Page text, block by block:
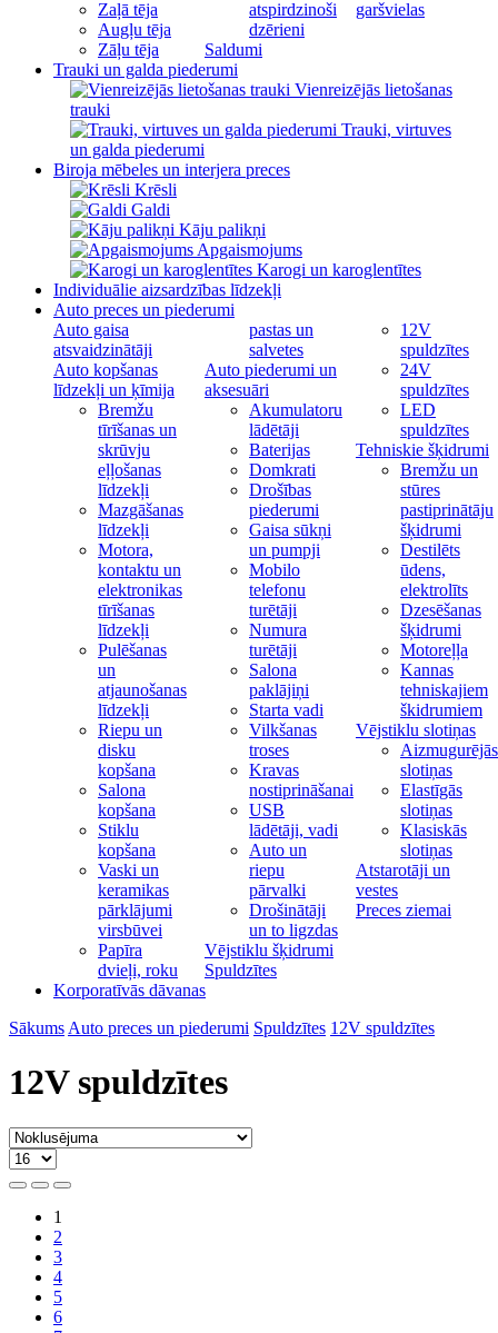
Zaļā tēja
Augļu tēja
Zāļu tēja
atspirdzinoši
dzērieni
Saldumi
garšvielas
Trauki un galda piederumi
Vienreizējās lietošanas
trauki
Trauki, virtuves
un galda piederumi
Biroja mēbeles un interjera preces
Krēsli
Galdi
Kāju palikņi
Apgaismojums
Karogi un karoglentītes
Individuālie aizsardzības līdzekļi
Auto preces un piederumi
Auto gaisa
atsvaidzinātāji
Auto kopšanas
līdzekļi un ķīmija
Bremžu
tīrīšanas un
skrūvju
eļļošanas
līdzekļi
Mazgāšanas
līdzekļi
Motora,
kontaktu un
elektronikas
tīrīšanas
līdzekļi
Pulēšanas
un
atjaunošanas
līdzekļi
Riepu un
disku
kopšana
Salona
kopšana
Stiklu
kopšana
Vaski un
keramikas
pārklājumi
virsbūvei
Papīra
dvieļi, roku
pastas un
salvetes
Auto piederumi un
aksesuāri
Akumulatoru
lādētāji
Baterijas
Domkrati
Drošības
piederumi
Gaisa sūkņi
un pumpji
Mobilo
telefonu
turētāji
Numura
turētāji
Salona
paklājiņi
Starta vadi
Vilkšanas
troses
Kravas
nostiprināšanai
USB
lādētāji, vadi
Auto un
riepu
pārvalki
Drošinātāji
un to ligzdas
Vējstiklu šķidrumi
Spuldzītes
12V
spuldzītes
24V
spuldzītes
LED
spuldzītes
Tehniskie šķidrumi
Bremžu un
stūres
pastiprinātāju
šķidrumi
Destilēts
ūdens,
elektrolīts
Dzesēšanas
šķidrumi
Motoreļļa
Kannas
tehniskajiem
škidrumiem
Vējstiklu slotiņas
Aizmugurējās
slotiņas
Elastīgās
slotiņas
Klasiskās
slotiņas
Atstarotāji un
vestes
Preces ziemai
Korporatīvās dāvanas
Sākums Auto preces un piederumi Spuldzītes 12V spuldzītes
12V spuldzītes
1
2
3
4
5
6